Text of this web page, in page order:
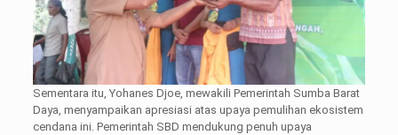
Sementara itu, Yohanes Djoe, mewakili Pemerintah Sumba Barat
Daya, menyampaikan apresiasi atas upaya pemulihan ekosistem
cendana ini. Pemerintah SBD mendukung penuh upaya